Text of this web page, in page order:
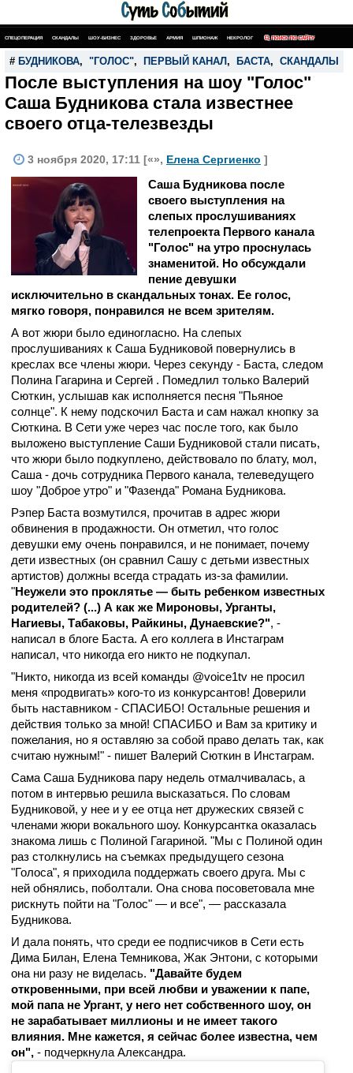
СПЕЦОПЕРАЦИЯ СКАНДАЛЫ ШОУ-БИЗНЕС ЗДОРОВЬЕ АРМИЯ ШПИОНАЖ НЕКРОЛОГ ПОИСК ПО САЙТУ
# БУДНИКОВА, "ГОЛОС", ПЕРВЫЙ КАНАЛ , БАСТА, СКАНДАЛЫ
После выступления на шоу "Голос"
Саша Будникова стала известнее
своего отца-телезвезды
3 ноября 2020, 17:11 [«», Елена Сергиенко ]
Саша Будникова после
своего выступления на
слепых прослушиваниях
телепроекта Первого канала
"Голос" на утро проснулась
знаменитой. Но обсуждали
пение девушки
исключительно в скандальных тонах. Ее голос,
мягко говоря, понравился не всем зрителям.
А вот жюри было единогласно. На слепых
прослушиваниях к Саша Будниковой повернулись в
креслах все члены жюри. Через секунду - Баста, следом
Полина Гагарина и Сергей . Помедлил только Валерий
Сюткин, услышав как исполняется песня "Пьяное
солнце". К нему подскочил Баста и сам нажал кнопку за
Сюткина. В Сети уже через час после того, как было
выложено выступление Саши Будниковой стали писать,
что жюри было подкуплено, действовало по блату, мол,
Саша - дочь сотрудника Первого канала, телеведущего
шоу "Доброе утро" и "Фазенда" Романа Будникова.
Рэпер Баста возмутился, прочитав в адрес жюри
обвинения в продажности. Он отметил, что голос
девушки ему очень понравился, и не понимает, почему
дети известных (он сравнил Сашу с детьми известных
артистов) должны всегда страдать из-за фамилии.
"Неужели это проклятье — быть ребенком известных
родителей? (...) А как же Мироновы, Урганты,
Нагиевы, Табаковы, Райкины, Дунаевские?", -
написал в блоге Баста. А его коллега в Инстаграм
написал, что никогда его никто не подкупал.
"Никто, никогда из всей команды @voice1tv не просил
меня «продвигать» кого-то из конкурсантов! Доверили
быть наставником - СПАСИБО! Остальные решения и
действия только за мной! СПАСИБО и Вам за критику и
пожелания, но я оставляю за собой право делать так, как
считаю нужным!" - пишет Валерий Сюткин в Инстаграм.
Сама Саша Будникова пару недель отмалчивалась, а
потом в интервью решила высказаться. По словам
Будниковой, у нее и у ее отца нет дружеских связей с
членами жюри вокального шоу. Конкурсантка оказалась
знакома лишь с Полиной Гагариной. "Мы с Полиной один
раз столкнулись на съемках предыдущего сезона
"Голоса", я приходила поддержать своего друга. Мы с
ней обнялись, поболтали. Она снова посоветовала мне
рискнуть пойти на "Голос" — и все", — рассказала
Будникова.
И дала понять, что среди ее подписчиков в Сети есть
Дима Билан, Елена Темникова, Жак Энтони, с которыми
она ни разу не виделась. "Давайте будем
откровенными, при всей любви и уважении к папе,
мой папа не Ургант, у него нет собственного шоу, он
не зарабатывает миллионы и не имеет такого
влияния. Мне кажется, я сейчас более известна, чем
он", - подчеркнула Александра.